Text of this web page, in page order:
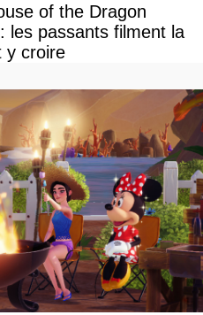
of the Dragon
les passants filment la
y croire